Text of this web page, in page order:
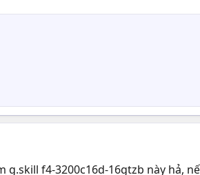
f4-3200c16d-16gtzb này hả,